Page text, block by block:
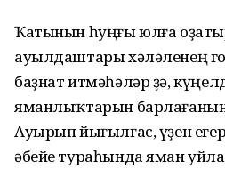
Ҡатынын һуңғы юлға
ауылдаштары хәләленең
баҙнат итмәһәләр ҙә,
яманлыҡтарын
Ауырып йығылғас, үҙен
әбейе тураһында яман